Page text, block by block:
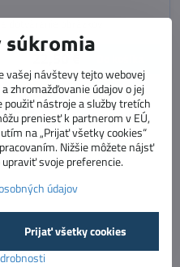
dotváranie obrázkov
22,50 €
s
vašej návštevy tejto webovej
zhromažďovanie údajov o jej
použiť nástroje a služby tretích
preniesť k partnerom v EÚ,
na „Prijať všetky cookies“
Nižšie môžete nájsť
svoje preferencie.
údajov
Prijať všetky cookies